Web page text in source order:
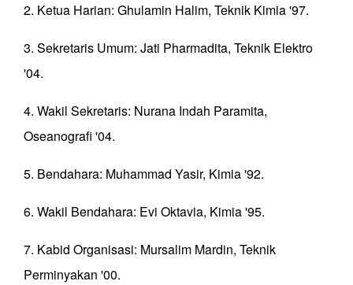
2. Ketua Harian: Ghulamin Halim, Teknik Kimia '97.
3. Sekretaris Umum: Jati Pharmadita, Teknik Elektro
'04.
4. Wakil Sekretaris: Nurana Indah Paramita,
Oseanografi '04.
5. Bendahara: Muhammad Yasir, Kimia '92.
6. Wakil Bendahara: Evi Oktavia, Kimia '95.
7. Kabid Organisasi: Mursalim Mardin, Teknik
Perminyakan '00.